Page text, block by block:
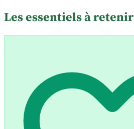
Les essentiels à retenir